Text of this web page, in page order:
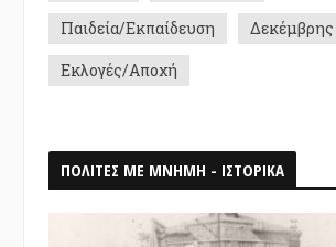
Παιδεία/Εκπαίδευση
Δεκέμβρης
Εκλογές/Αποχή
ΠΟΛΙΤΕΣ ΜΕ ΜΝΗΜΗ - ΙΣΤΟΡΙΚΑ